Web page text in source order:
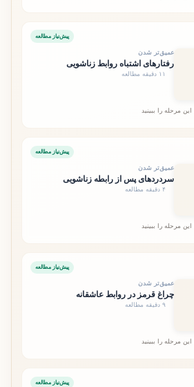
پیش‌نیاز مطالعه
عمیق‌تر شدن
رفتارهای اشتباه روابط زناشویی
۱۱ دقیقه مطالعه
این مرحله را ببینید
پیش‌نیاز مطالعه
عمیق‌تر شدن
سردردهای پس از رابطه زناشویی
۴ دقیقه مطالعه
این مرحله را ببینید
پیش‌نیاز مطالعه
عمیق‌تر شدن
چراغ قرمز در روابط عاشقانه
۹ دقیقه مطالعه
این مرحله را ببینید
پیش‌نیاز مطالعه